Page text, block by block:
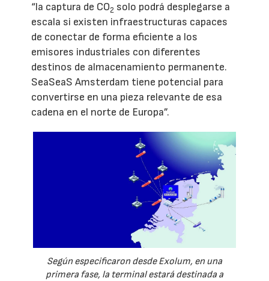
“la captura de CO2 solo podrá desplegarse a
escala si existen infraestructuras capaces
de conectar de forma eficiente a los
emisores industriales con diferentes
destinos de almacenamiento permanente.
SeaSeaS Amsterdam tiene potencial para
convertirse en una pieza relevante de esa
cadena en el norte de Europa”.
Según especificaron desde Exolum, en una
primera fase, la terminal estará destinada a